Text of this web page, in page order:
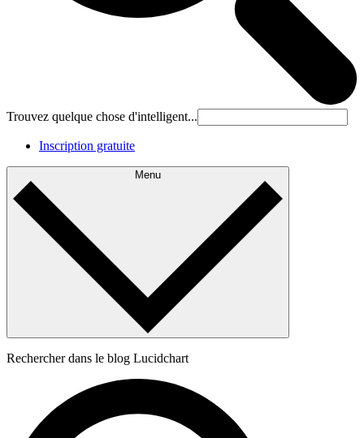
Trouvez quelque chose d'intelligent...
Inscription gratuite
Menu
Rechercher dans le blog Lucidchart